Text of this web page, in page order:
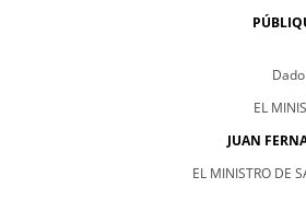
EL
JUAN
EL MINISTRO DE